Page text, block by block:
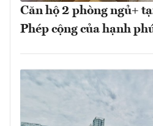
Căn hộ 2 phòng ngủ+
Phép cộng của hạnh